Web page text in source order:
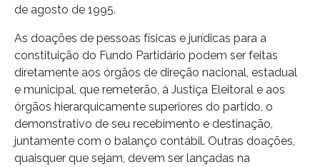
de agosto de 1995.
As doações de pessoas físicas e jurídicas para a
constituição do Fundo Partidário podem ser feitas
diretamente aos órgãos de direção nacional, estadual
e municipal, que remeterão, à Justiça Eleitoral e aos
órgãos hierarquicamente superiores do partido, o
demonstrativo de seu recebimento e destinação,
juntamente com o balanço contábil. Outras doações,
quaisquer que sejam, devem ser lançadas na